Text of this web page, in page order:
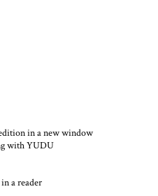
in a new window
with YUDU
a reader